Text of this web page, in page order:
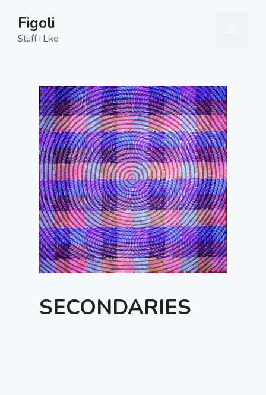
content
Figoli
Stuff I Like
SECONDARIES